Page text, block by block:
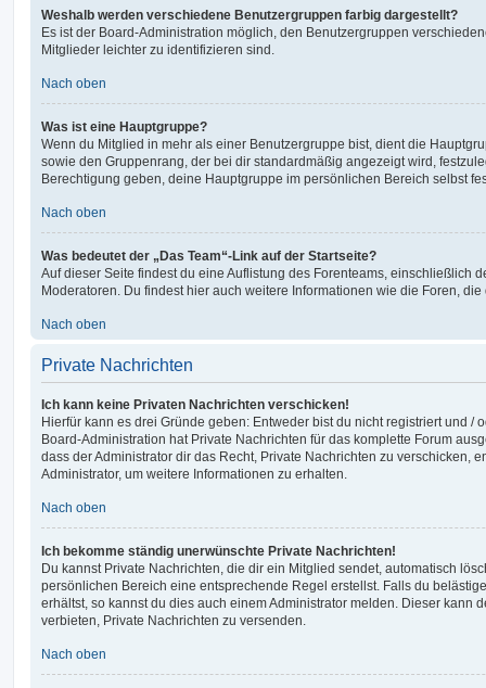
Weshalb werden verschiedene Benutzergruppen farbig dargestellt?
Es ist der Board-Administration möglich, den Benutzergruppen
Mitglieder leichter zu identifizieren sind.
Nach oben
Was ist eine Hauptgruppe?
Wenn du Mitglied in mehr als einer Benutzergruppe bist, dient die
sowie den Gruppenrang, der bei dir standardmäßig angezeigt wird,
Berechtigung geben, deine Hauptgruppe im persönlichen Bereich selbst
Nach oben
Was bedeutet der „Das Team“-Link auf der Startseite?
Auf dieser Seite findest du eine Auflistung des Forenteams, einschließlich
Moderatoren. Du findest hier auch weitere Informationen wie die Foren,
Nach oben
Private Nachrichten
Ich kann keine Privaten Nachrichten verschicken!
Hierfür kann es drei Gründe geben: Entweder bist du nicht registriert und /
Board-Administration hat Private Nachrichten für das komplette Forum
dass der Administrator dir das Recht, Private Nachrichten zu verschicken,
Administrator, um weitere Informationen zu erhalten.
Nach oben
Ich bekomme ständig unerwünschte Private Nachrichten!
Du kannst Private Nachrichten, die dir ein Mitglied sendet, automatisch
persönlichen Bereich eine entsprechende Regel erstellst. Falls du
erhältst, so kannst du dies auch einem Administrator melden. Dieser kann
verbieten, Private Nachrichten zu versenden.
Nach oben